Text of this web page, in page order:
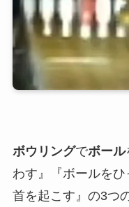
ボウリングでボール
わす』『ボールを
首を起こす』の3つ